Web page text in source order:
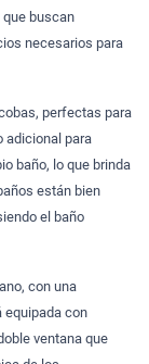
que buscan
necesarios para
perfectas para
adicional para
baño, lo que brinda
están bien
el baño
con una
equipada con
ventana que